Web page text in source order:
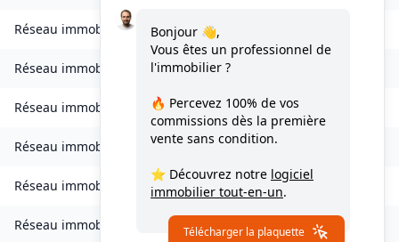
Réseau immobilierVentenac-en-Minervois
Réseau immobilier Verdun-en-Lauragais
Réseau immobilier Vignevieille(11330)
Réseau immobilier Villalier(11600 )
Réseau immobilier Villanière(11600)
Réseau immobilier Villardebelle ( 11580
Bonjour 👋,
Vous êtes un professionnel de
l'immobilier ?
🔥 Percevez 100% de vos
commissions dès la première
vente sans condition.
⭐ Découvrez notre logiciel
immobilier tout-en-un.
Télécharger la plaquette